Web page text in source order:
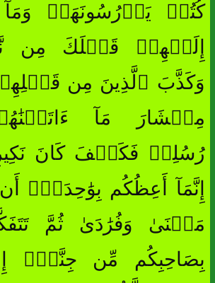
كُتُبٖ يَدۡرُسُونَهَاۖ
وَكَذَّبَ ٱلَّذِينَ مِن قَبۡلِهِمۡ
مِعۡشَارَ مَآ
إِنَّمَآ أَعِظُكُم بِوَٰحِدَةٍۖ أَن
مَثۡنَىٰ وَفُرَٰدَىٰ ثُمَّ
بِصَاحِبِكُم مِّن جِنَّةٍۚ